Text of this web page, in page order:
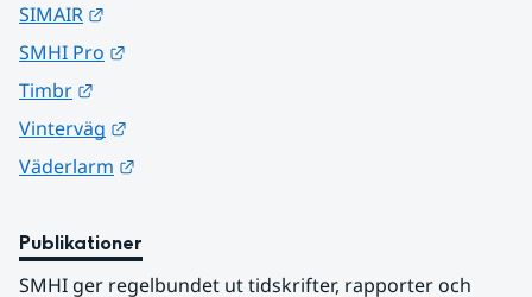
SIMAIR
SMHI Pro
Timbr
Vinterväg
Väderlarm
Publikationer
SMHI ger regelbundet ut tidskrifter, rapporter och